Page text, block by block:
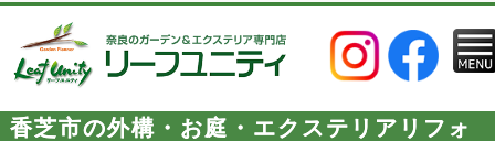
香芝市の外構・お庭・エクステリアリフォ